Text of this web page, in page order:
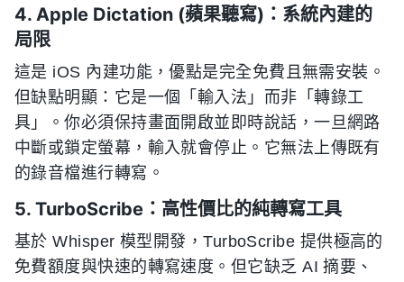
4. Apple Dictation (蘋果聽寫)：系統內建的
局限
這是 iOS 內建功能，優點是完全免費且無需安裝。
但缺點明顯：它是一個「輸入法」而非「轉錄工
具」。你必須保持畫面開啟並即時說話，一旦網路
中斷或鎖定螢幕，輸入就會停止。它無法上傳既有
的錄音檔進行轉寫。
5. TurboScribe：高性價比的純轉寫工具
基於 Whisper 模型開發，TurboScribe 提供極高的
免費額度與快速的轉寫速度。但它缺乏 AI 摘要、